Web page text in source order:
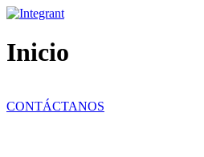
Ir
contenido
Inicio
CONTÁCTANOS